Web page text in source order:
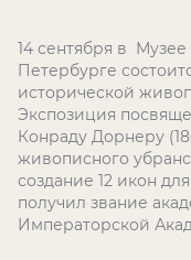
14 сентября в
Петербурге
исторической
Экспозиция
Конраду Дорнеру
живописного
создание 12 икон
получил звание
Императорской